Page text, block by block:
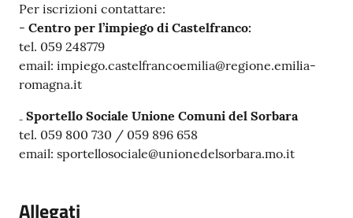
Per iscrizioni contattare:
- Centro per l’impiego di Castelfranco:
tel. 059 248779
email: impiego.castelfrancoemilia@regione.emilia-
romagna.it
₋ Sportello Sociale Unione Comuni del Sorbara
tel. 059 800 730 / 059 896 658
email: sportellosociale@unionedelsorbara.mo.it
Allegati